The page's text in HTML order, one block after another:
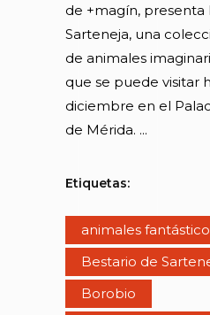
de +magín, presenta
Sarteneja, una
de animales
que se puede visitar
diciembre en el
de Mérida.
Etiquetas:
animales
Bestario de
Borobio